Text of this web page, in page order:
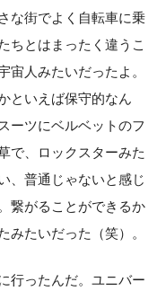
な街でよく自転車に乗
ちとはまったく違うこ
宙人みたいだったよ。
といえば保守的なん
ーツにベルベットのフ
で、ロックスターみた
、普通じゃないと感じ
繋がることができるか
みたいだった（笑）。
行ったんだ。ユニバー